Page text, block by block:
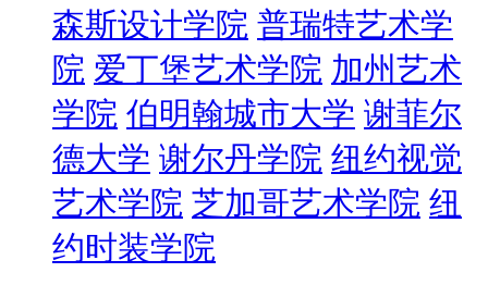
森斯设计学院 普瑞特艺术学
院 爱丁堡艺术学院 加州艺术
学院 伯明翰城市大学 谢菲尔
德大学 谢尔丹学院 纽约视觉
艺术学院 芝加哥艺术学院 纽
约时装学院